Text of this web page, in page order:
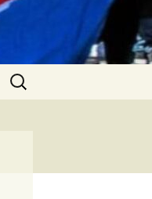
Suchen
nach: